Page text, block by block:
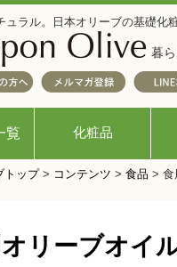
ュラル。日本オリーブの基礎化
暮
覧 化粧品
トップ> コンテンツ > 食品 > 食
リーブオイ